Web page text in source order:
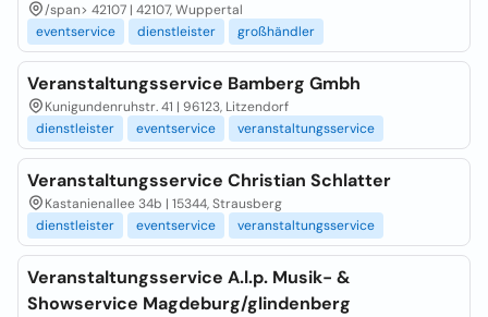
/span> 42107 | 42107, Wuppertal
eventservice
dienstleister großhändler
Veranstaltungsservice Bamberg Gmbh
Kunigundenruhstr. 41 | 96123, Litzendorf
dienstleister
eventservice veranstaltungsservice
Veranstaltungsservice Christian Schlatter
Kastanienallee 34b | 15344, Strausberg
dienstleister
eventservice veranstaltungsservice
Veranstaltungsservice A.l.p. Musik- &
Showservice Magdeburg/glindenberg